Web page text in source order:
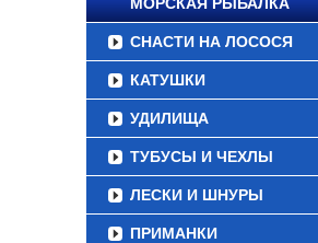
СНАСТИ НА ЛОСОСЯ
КАТУШКИ
УДИЛИЩА
ТУБУСЫ И ЧЕХЛЫ
ЛЕСКИ И ШНУРЫ
ПРИМАНКИ